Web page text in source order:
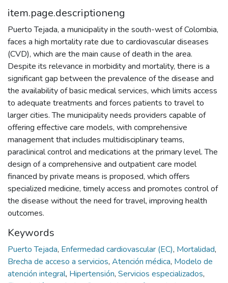
item.page.descriptioneng
Puerto Tejada, a municipality in the south-west of Colombia,
faces a high mortality rate due to cardiovascular diseases
(CVD), which are the main cause of death in the area.
Despite its relevance in morbidity and mortality, there is a
significant gap between the prevalence of the disease and
the availability of basic medical services, which limits access
to adequate treatments and forces patients to travel to
larger cities. The municipality needs providers capable of
offering effective care models, with comprehensive
management that includes multidisciplinary teams,
paraclinical control and medications at the primary level. The
design of a comprehensive and outpatient care model
financed by private means is proposed, which offers
specialized medicine, timely access and promotes control of
the disease without the need for travel, improving health
outcomes.
Keywords
Puerto Tejada, Enfermedad cardiovascular (EC), Mortalidad,
Brecha de acceso a servicios, Atención médica, Modelo de
atención integral, Hipertensión, Servicios especializados,